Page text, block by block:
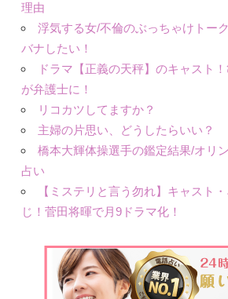
理由
浮気する女/不倫のぶっちゃけトー
バナしたい！
ドラマ【正義の天秤】のキャスト
が弁護士に！
リコカツしてますか？
主婦の片思い、どうしたらいい？
橋本大輝体操選手の鑑定結果/オリ
占い
【ミステリと言う勿れ】キャスト
じ！菅田将暉で月9ドラマ化！